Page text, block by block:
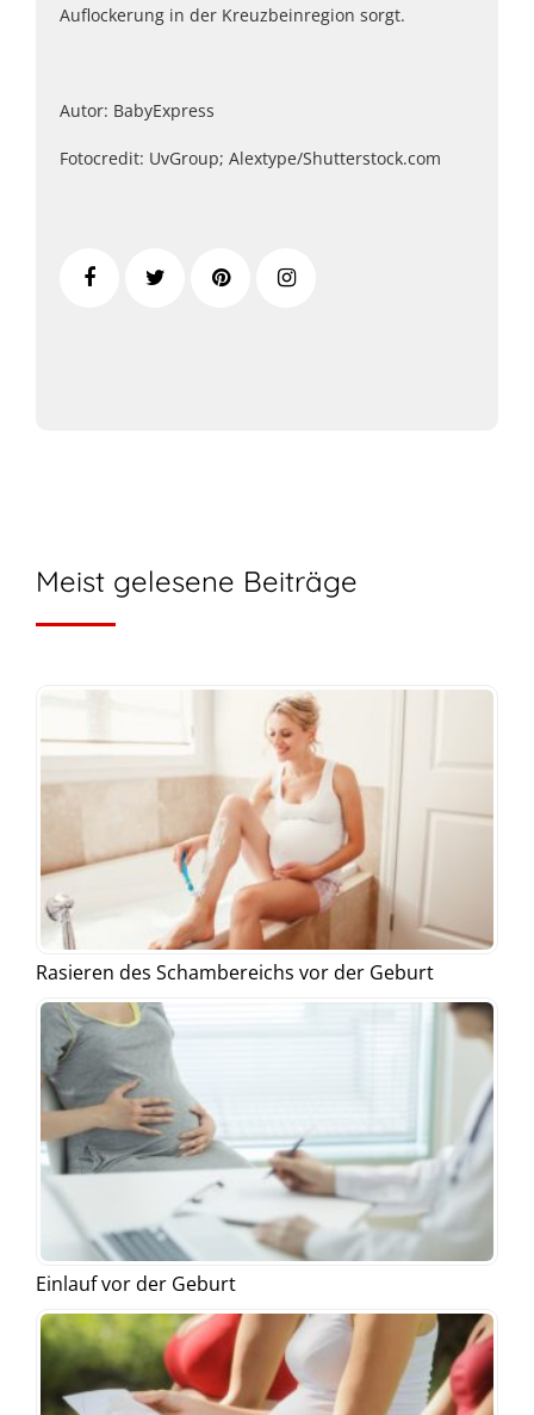
Auflockerung in der Kreuzbeinregion sorgt.
Autor: BabyExpress
Fotocredit: UvGroup; Alextype/Shutterstock.com
Meist gelesene Beiträge
Rasieren des Schambereichs vor der Geburt
Einlauf vor der Geburt